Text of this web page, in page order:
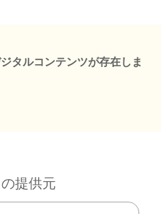
タルコンテンツが存在しま
提供元